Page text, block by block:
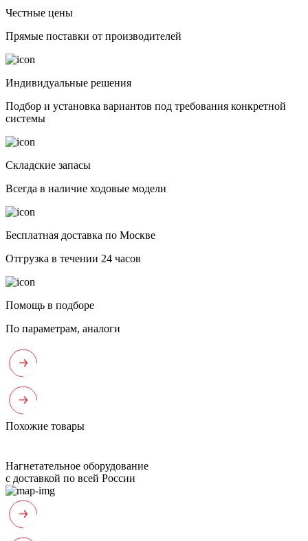
Честные цены
Прямые поставки от производителей
Индивидуальные решения
Подбор и установка вариантов под требования конкретной
системы
Складские запасы
Всегда в наличие ходовые модели
Бесплатная доставка по Москве
Отгрузка в течении 24 часов
Помощь в подборе
По параметрам, аналоги
Похожие товары
Нагнетательное оборудование
с доставкой по всей России